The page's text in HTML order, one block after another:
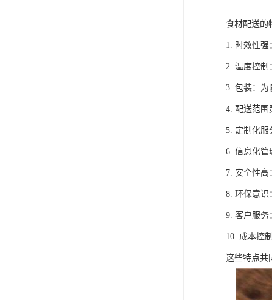
食材配送的
1. 时效性
2. 温度控制
3. 包装：为
4. 配送范围
5. 定制化服
6. 信息化管
7. 安全性
8. 环保意识
9. 客户服务
10. 成本控
这些特点共